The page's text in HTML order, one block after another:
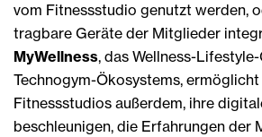
vom Fitnessstudio genutzt werden,
tragbare Geräte der Mitglieder
MyWellness, das Wellness-
Technogym-Ökosystems, ermöglicht
Fitnessstudios außerdem, ihre
beschleunigen, die Erfahrungen der